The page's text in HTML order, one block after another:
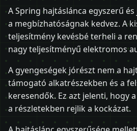
A Spring hajtáslánca egyszerű
a megbízhatóságnak kedvez. A
teljesítmény kevésbé terheli a
nagy teljesítményű elektromos
A gyengeségek jórészt nem a
támogató alkatrészekben és a
keresendők. Ez azt jelenti, hogy
a részletekben rejlik a kockázat.